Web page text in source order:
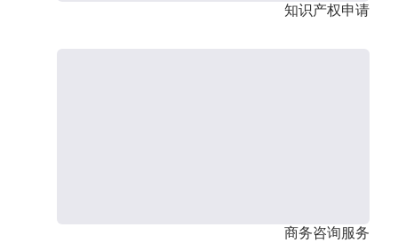
知识产权申请
商务咨询服务